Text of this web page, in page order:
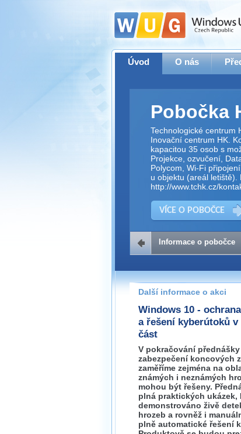
Úvod O nás
Pobočka
Technologické centrum
Inovační centrum HK.
kapacitou 35 osob s
Projekce, ozvučení,
Polycom, Wi-Fi
u objektu (areál letiště).
http://www.tchk.cz/
VÍCE O POBOČCE
Kontakt
Pokud máte jakýkoliv
prosím neváhejte nás
Informace o pobočce
Další informace o akci
Windows 10 -
a řešení kyberútoků v
část
V pokračování přednášky
zabezpečení koncových
zaměříme zejména na
známých i neznámých
mohou být řešeny.
plná praktických ukázek,
demonstrováno živě
hrozeb a rovněž i
plně automatické řešení